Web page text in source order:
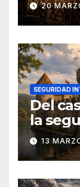
20
SEGURIDAD
Del
la
13